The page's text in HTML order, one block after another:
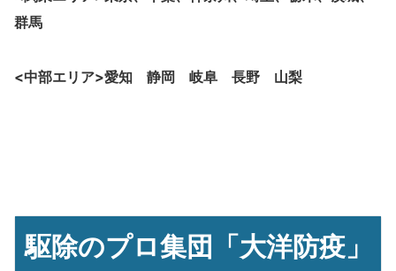
群馬
<中部エリア>愛知 静岡 岐阜 長野 山梨
駆除のプロ集団「大洋防疫」